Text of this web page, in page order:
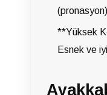
**Yüksek
Esnek ve